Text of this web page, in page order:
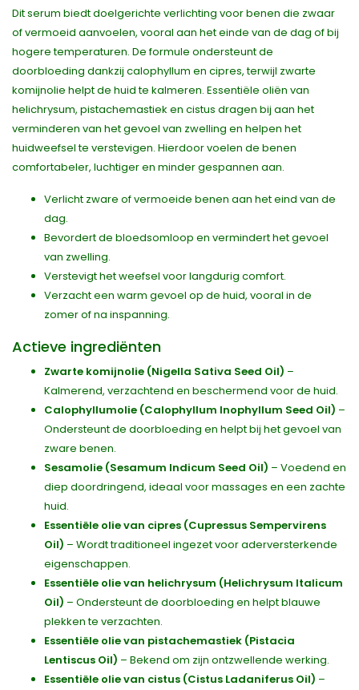
Dit serum biedt doelgerichte verlichting voor benen die zwaar
of vermoeid aanvoelen, vooral aan het einde van de dag of bij
hogere temperaturen. De formule ondersteunt de
doorbloeding dankzij calophyllum en cipres, terwijl zwarte
komijnolie helpt de huid te kalmeren. Essentiële oliën van
helichrysum, pistachemastiek en cistus dragen bij aan het
verminderen van het gevoel van zwelling en helpen het
huidweefsel te verstevigen. Hierdoor voelen de benen
comfortabeler, luchtiger en minder gespannen aan.
Verlicht zware of vermoeide benen aan het eind van de
dag.
Bevordert de bloedsomloop en vermindert het gevoel
van zwelling.
Verstevigt het weefsel voor langdurig comfort.
Verzacht een warm gevoel op de huid, vooral in de
zomer of na inspanning.
Actieve ingrediënten
Zwarte komijnolie (Nigella Sativa Seed Oil) –
Kalmerend, verzachtend en beschermend voor de huid.
Calophyllumolie (Calophyllum Inophyllum Seed Oil) –
Ondersteunt de doorbloeding en helpt bij het gevoel van
zware benen.
Sesamolie (Sesamum Indicum Seed Oil) – Voedend en
diep doordringend, ideaal voor massages en een zachte
huid.
Essentiële olie van cipres (Cupressus Sempervirens
Oil) – Wordt traditioneel ingezet voor aderversterkende
eigenschappen.
Essentiële olie van helichrysum (Helichrysum Italicum
Oil) – Ondersteunt de doorbloeding en helpt blauwe
plekken te verzachten.
Essentiële olie van pistachemastiek (Pistacia
Lentiscus Oil) – Bekend om zijn ontzwellende werking.
Essentiële olie van cistus (Cistus Ladaniferus Oil) –